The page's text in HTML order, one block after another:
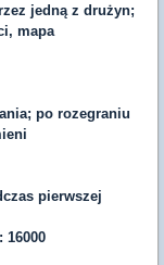
jedną z drużyn;
mapa
po rozegraniu
pierwszej
16000